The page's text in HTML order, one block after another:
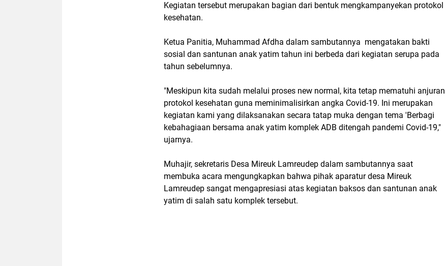
Kegiatan tersebut merupakan bagian dari bentuk mengkampanyekan protokol
kesehatan.
Ketua Panitia, Muhammad Afdha dalam sambutannya mengatakan bakti
sosial dan santunan anak yatim tahun ini berbeda dari kegiatan serupa pada
tahun sebelumnya.
"Meskipun kita sudah melalui proses new normal, kita tetap mematuhi anjuran
protokol kesehatan guna meminimalisirkan angka Covid-19. Ini merupakan
kegiatan kami yang dilaksanakan secara tatap muka dengan tema 'Berbagi
kebahagiaan bersama anak yatim komplek ADB ditengah pandemi Covid-19,"
ujarnya.
Muhajir, sekretaris Desa Mireuk Lamreudep dalam sambutannya saat
membuka acara mengungkapkan bahwa pihak aparatur desa Mireuk
Lamreudep sangat mengapresiasi atas kegiatan baksos dan santunan anak
yatim di salah satu komplek tersebut.